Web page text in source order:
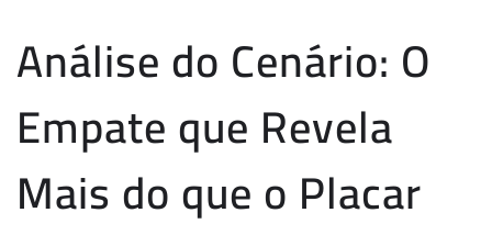
Análise do Cenário: O
Empate que Revela
Mais do que o Placar